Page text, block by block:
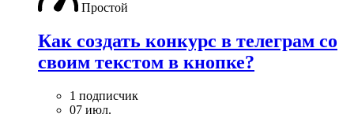
Простой
Как создать конкурс в телеграм со
своим текстом в кнопке?
1 подписчик
07 июл.